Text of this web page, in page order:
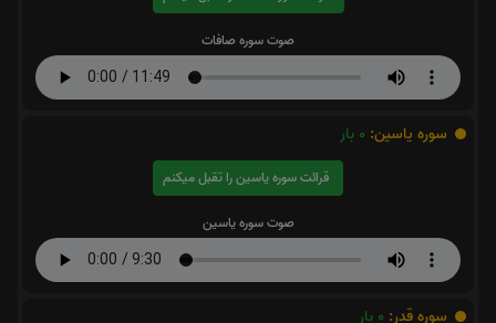
صوت سوره صافات
سوره یاسین: 0 بار
قرائت سوره یاسین را تقبل میکنم
صوت سوره یاسین
سوره قدر: 0 بار